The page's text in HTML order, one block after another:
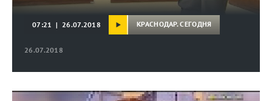
26.07.2018
07:21 | 26.07.2018 КРАСНОДАР. СЕГОДНЯ